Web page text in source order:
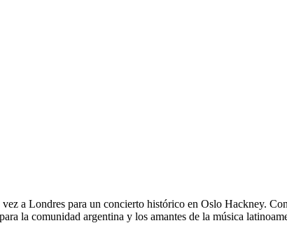
a Londres para un concierto histórico en Oslo Hackney.
la comunidad argentina y los amantes de la música